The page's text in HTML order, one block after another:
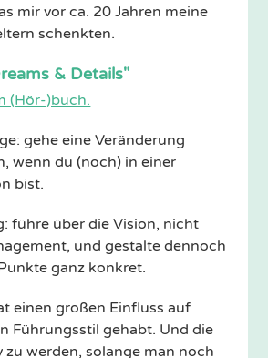
mir vor ca. 20 Jahren meine
schenkten.
& Details"
(Hör-)buch.
gehe eine Veränderung
wenn du (noch) in einer
bist.
führe über die Vision, nicht
und gestalte dennoch
ganz konkret.
einen großen Einfluss auf
Führungsstil gehabt. Und die
werden, solange man noch